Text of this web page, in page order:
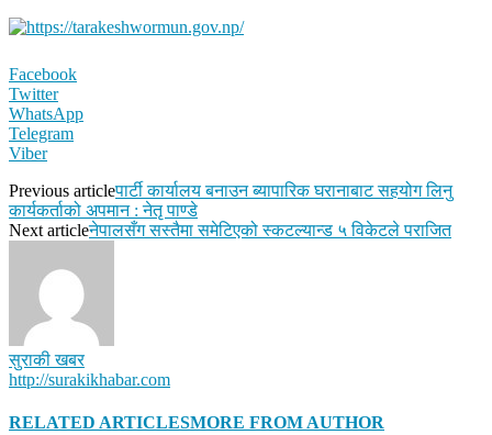
Facebook
Twitter
WhatsApp
Telegram
Viber
Previous articleपार्टी कार्यालय बनाउन ब्यापारिक घरानाबाट सहयोग लिनु
कार्यकर्ताको अपमान : नेतृ पाण्डे
Next articleनेपालसँग सस्तैमा समेटिएको स्कटल्यान्ड ५ विकेटले पराजित
सुराकी खबर
http://surakikhabar.com
RELATED ARTICLESMORE FROM AUTHOR